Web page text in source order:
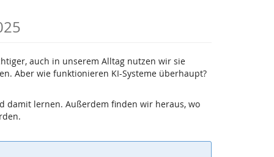
auch in unserem Alltag nutzen wir sie
Aber wie funktionieren KI-Systeme überhaupt?
damit lernen. Außerdem finden wir heraus, wo